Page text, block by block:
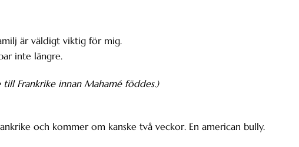
är väldigt viktig för mig.
inte längre.
Frankrike innan Mahamé föddes.)
och kommer om kanske två veckor. En american bully.